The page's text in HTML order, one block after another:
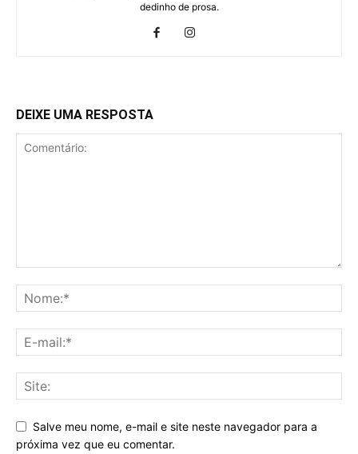
dedinho de prosa.
DEIXE UMA RESPOSTA
Salve meu nome, e-mail e site neste navegador para a
próxima vez que eu comentar.